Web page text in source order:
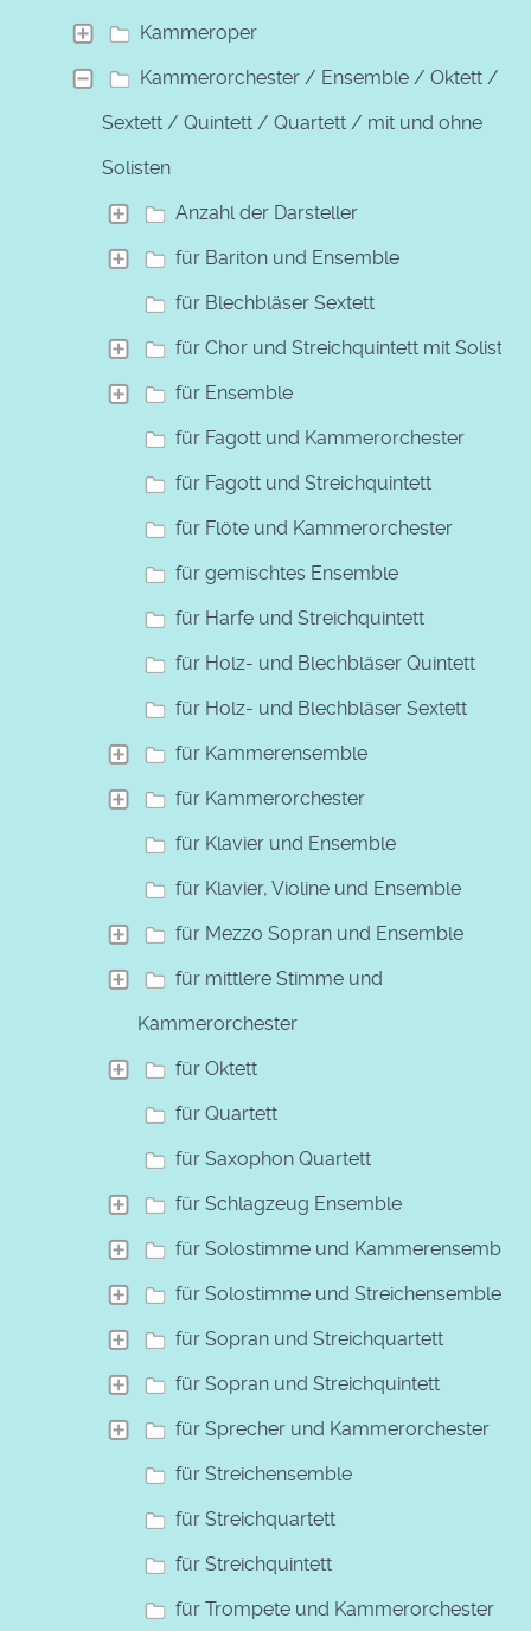
Kammeroper
Kammerorchester / Ensemble / Oktett /
Sextett / Quintett / Quartett / mit und ohne
Solisten
Anzahl der Darsteller
für Bariton und Ensemble
für Blechbläser Sextett
für Chor und Streichquintett mit Solisten
für Ensemble
für Fagott und Kammerorchester
für Fagott und Streichquintett
für Flöte und Kammerorchester
für gemischtes Ensemble
für Harfe und Streichquintett
für Holz- und Blechbläser Quintett
für Holz- und Blechbläser Sextett
für Kammerensemble
für Kammerorchester
für Klavier und Ensemble
für Klavier, Violine und Ensemble
für Mezzo Sopran und Ensemble
für mittlere Stimme und
Kammerorchester
für Oktett
für Quartett
für Saxophon Quartett
für Schlagzeug Ensemble
für Solostimme und Kammerensemble
für Solostimme und Streichensemble
für Sopran und Streichquartett
für Sopran und Streichquintett
für Sprecher und Kammerorchester
für Streichensemble
für Streichquartett
für Streichquintett
für Trompete und Kammerorchester